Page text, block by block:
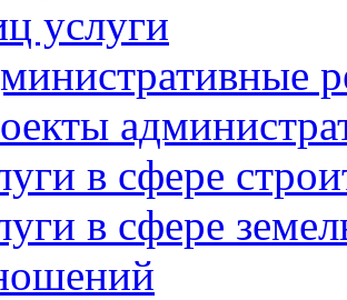
услуги
в сфере
в сфере